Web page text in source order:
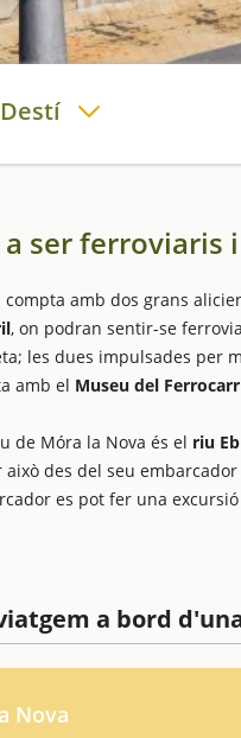
Destí
a ser
compta amb dos grans
, on podran sentir-se
les dues impulsades per
amb el Museu del
de Móra la Nova és el riu
des del seu
es pot fer una
a bord
Nova